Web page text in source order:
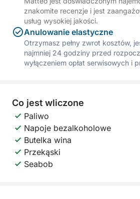
znakomite recenzje i jest
usług wysokiej jakości.
Anulowanie elastyczne
Otrzymasz pełny zwrot kosztów,
najmniej 24 godziny przed
wyłączeniem opłat serwisowych i
Co jest wliczone
Paliwo
Napoje bezalkoholowe
Butelka wina
Przekąski
Seabob